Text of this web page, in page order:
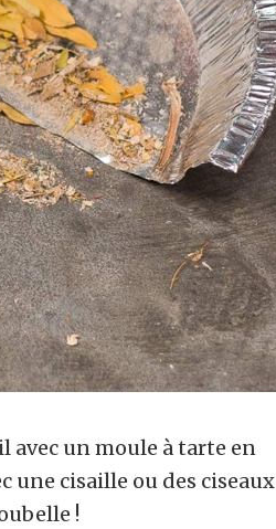
avec un moule à tarte en
une cisaille ou des ciseaux
!